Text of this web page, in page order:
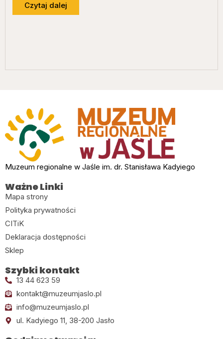
Czytaj dalej
Muzeum regionalne w Jaśle im. dr. Stanisława Kadyiego
Ważne Linki
Mapa strony
Polityka prywatności
CITiK
Deklaracja dostępności
Sklep
Szybki kontakt
13 44 623 59
kontakt@muzeumjaslo.pl
info@muzeumjaslo.pl
ul. Kadyiego 11, 38-200 Jasło